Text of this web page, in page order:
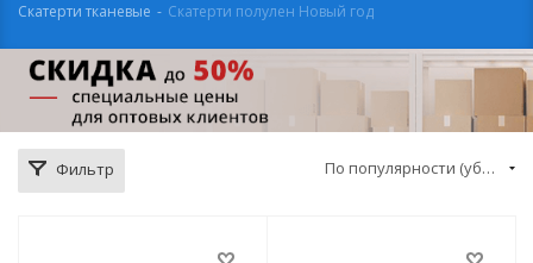
Скатерти тканевые - Скатерти полулен Новый год
Фильтр По популярности (убывание)